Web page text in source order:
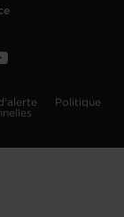
Politique